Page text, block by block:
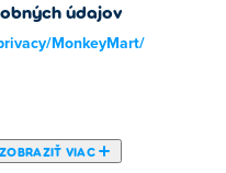
údajov
MonkeyMart/
ZOBRAZIŤ VIAC